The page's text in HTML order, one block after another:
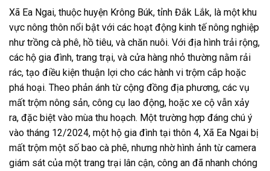
Xã Ea Ngai, thuộc huyện Krông Búk, tỉnh Đắk Lắk, là một khu
vực nông thôn nổi bật với các hoạt động kinh tế nông nghiệp
như trồng cà phê, hồ tiêu, và chăn nuôi. Với địa hình trải rộng,
các hộ gia đình, trang trại, và cửa hàng nhỏ thường nằm rải
rác, tạo điều kiện thuận lợi cho các hành vi trộm cắp hoặc
phá hoại. Theo phản ánh từ cộng đồng địa phương, các vụ
mất trộm nông sản, công cụ lao động, hoặc xe cộ vẫn xảy
ra, đặc biệt vào mùa thu hoạch. Một trường hợp đáng chú ý
vào tháng 12/2024, một hộ gia đình tại thôn 4, Xã Ea Ngai bị
mất trộm một số bao cà phê, nhưng nhờ hình ảnh từ camera
giám sát của một trang trại lân cận, công an đã nhanh chóng